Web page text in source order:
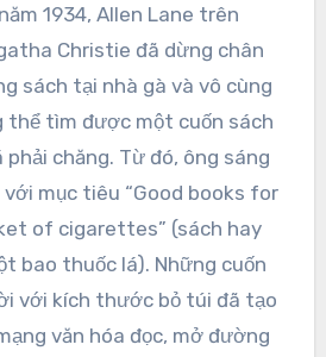
1934, Allen Lane trên
Christie đã dừng chân
sách tại nhà gà và vô cùng
thể tìm được một cuốn sách
chăng. Từ đó, ông sáng
với mục tiêu “Good books for
of cigarettes” (sách hay
bao thuốc lá). Những cuốn
với kích thước bỏ túi đã tạo
văn hóa đọc, mở đường